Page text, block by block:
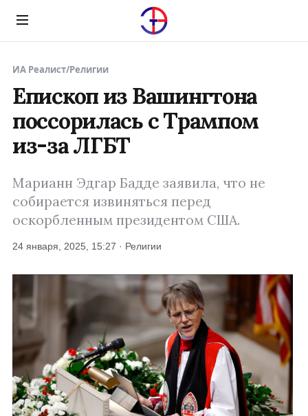
Menu
ИА Реалист/Религии
Епископ из Вашингтона
поссорилась с Трампом
из-за ЛГБТ
Марианн Эдгар Бадде заявила, что не
собирается извиняться перед
оскорбленным президентом США.
24 января, 2025, 15:27 · Религии